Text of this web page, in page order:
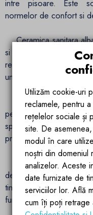
intre pisoare. Este
normelor de confort si
Ceramica sanitara
si stralucitoare este
rezistenta la umiditate,
un nivel ridicat de igiena.
Dimensiuni
perfecte pentru a oferi
spatiul. Se monteaza
profesional.
Durabilitate marca
de inalta calitate,
timp, chiar si in spatii cu
functionalitatea intacte.
Utilizăm cookie-uri
reclamele, pentru
rețelelor sociale și
site. De
modul în care
noștri din domeniul
analizelor. Aceste
date furnizate de
serviciilor lor. Află
cum îți poți